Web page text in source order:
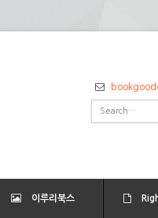
이루리북스